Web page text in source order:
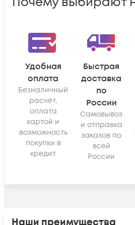
Удобная
оплата
Безналичный
расчёт,
оплата
картой и
возможность
покупки в
кредит
Быстрая
доставка
по
России
Самовывоз
и отправка
заказов по
всей
России